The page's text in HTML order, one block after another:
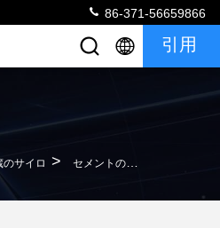
86-371-56659866
引用
サイロ > セメントの砂およびフライアッシュのためのカスタマイズされたバルク セメントの貯蔵適用範囲が広い容量